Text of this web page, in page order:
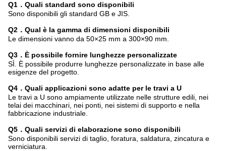
Q1．Quali standard sono disponibili
Sono disponibili gli standard GB e JIS.
Q2．Qual è la gamma di dimensioni disponibili
Le dimensioni vanno da 50×25 mm a 300×90 mm.
Q3．È possibile fornire lunghezze personalizzate
SÌ. È possibile produrre lunghezze personalizzate in base alle
esigenze del progetto.
Q4．Quali applicazioni sono adatte per le travi a U
Le travi a U sono ampiamente utilizzate nelle strutture edili, nei
telai dei macchinari, nei ponti, nei sistemi di supporto e nella
fabbricazione industriale.
Q5．Quali servizi di elaborazione sono disponibili
Sono disponibili servizi di taglio, foratura, saldatura, zincatura e
verniciatura.